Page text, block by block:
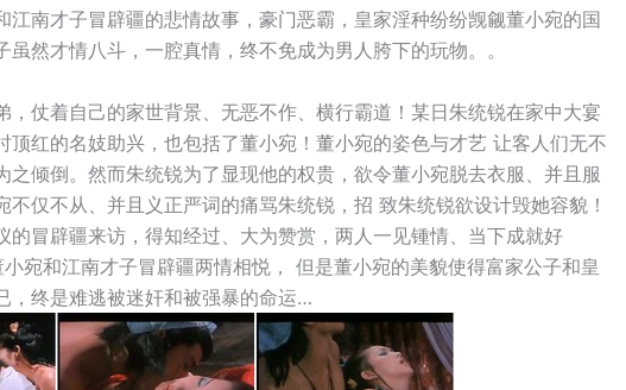
江南才子冒辟疆的悲情故事，豪门恶霸，皇家淫种纷纷觊觎董小宛的国
虽然才情八斗，一腔真情，终不免成为男人胯下的玩物。。
，仗着自己的家世背景、无恶不作、横行霸道！某日朱统锐在家中大宴
顶红的名妓助兴，也包括了董小宛！董小宛的姿色与才艺 让客人们无不
之倾倒。然而朱统锐为了显现他的权贵，欲令董小宛脱去衣服、并且服
不仅不从、并且义正严词的痛骂朱统锐，招 致朱统锐欲设计毁她容貌！
的冒辟疆来访，得知经过、大为赞赏，两人一见锺情、当下成就好
宛和江南才子冒辟疆两情相悦， 但是董小宛的美貌使得富家公子和皇
，终是难逃被迷奸和被强暴的命运…